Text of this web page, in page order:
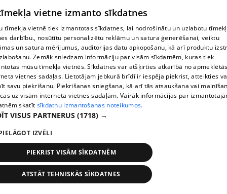
cenu?
pirms 1 nedēļas, 1 dienas
vietne izmanto sīkdatnes
tīmekļa vietnē tiek izmantotas sīkdatnes, lai nodrošinātu un uzlabotu
darbību., nosūtītu personalizētu reklāmu un satura ģenerēšanai, veiktu
un satura mērījumus, auditorijas datu apkopošanu, kā arī produktu
Zemāk sniedzam informāciju par visām sīkdatnēm, kuras tiek
mūsu tīmekļa vietnēs. Sīkdatnes var atšķirties atkarībā no
vietnes sadaļas. Lietotājam jebkurā brīdī ir iespēja piekrist, atteikties
savu piekrišanu. Piekrišanas sniegšana, kā arī tās atsaukšana vai
uz visām interneta vietnes sadaļām. Vairāk informācijas par
skatīt sīkdatņu izmantošanas noteikumos.
VISUS PARTNERUS (1718) →
IZVĒLI
PIEKRIST VISĀM SĪKDATNĒM
ATSTĀT TEHNISKĀS SĪKDATNES